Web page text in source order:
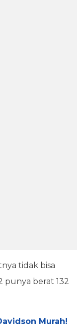
tidak bisa
punya berat 132
Murah!